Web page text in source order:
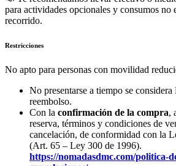
para actividades opcionales y consumos no
recorrido.
Restricciones
No apto para personas con movilidad
No presentarse a tiempo se
reembolso.
Con la confirmación de la compra,
reserva, términos y condiciones de
cancelación, de conformidad con la
(Art. 65 – Ley 300 de 1996).
https://nomadasdmc.com/politica-